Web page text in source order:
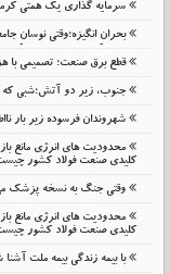
سرمایه گذاری یک همتی
بحرانِ انگیزه؛وقتی نوسانِ
قطع برق صنعت؛ تصمیمی با
جنوب، زیر دو آتش؛شبی که
شهروندان فرسوده زیر بار
محدودیت های انرژی مانع
کلیدی صنعت فولاد کشور
وقتی جنگ به نسخه پزشک
محدودیت های انرژی مانع
کلیدی صنعت فولاد کشور
با بیمه زندگی بیمه ملت آشنا